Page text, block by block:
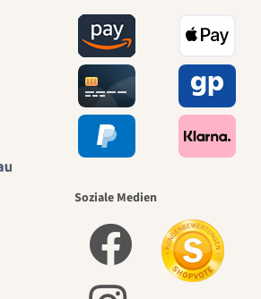
Soziale Medien